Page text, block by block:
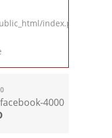
index.php
4000